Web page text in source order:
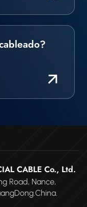
CABLE Co., Ltd.
Road, Nance,